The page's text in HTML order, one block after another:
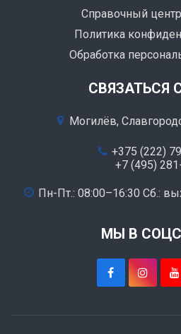
Справочный
Политика
Обработка
СВЯЗАТЬСЯ
Могилёв,
+375 (222)
+7 (495)
Пн-Пт.: 08:00–16:30 Сб.:
МЫ В